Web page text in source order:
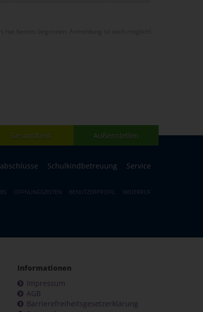
Gesundheit Außenstellen
Schulkindbetreuung Service
ÖFFNUNGSZEITEN BENUTZERPROFIL WIDERRUF
Informationen
Impressum
AGB
Barrierefreiheitsgesetzerklärung